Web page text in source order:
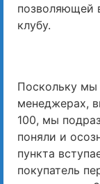
позволяющей
клубу.
Поскольку мы
менеджерах,
100, мы
поняли и
пункта
покупатель